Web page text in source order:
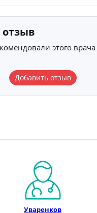
отзыв
этого
Добавить отзыв
Уваренков